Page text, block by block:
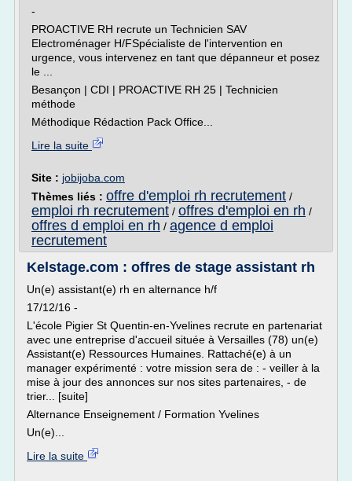
-
PROACTIVE RH recrute un Technicien SAV
Electroménager H/FSpécialiste de l'intervention en
urgence, vous intervenez en tant que dépanneur et posez
le ...
Besançon | CDI | PROACTIVE RH 25 | Technicien
méthode
Méthodique Rédaction Pack Office...
Lire la suite
Site : jobijoba.com
Thèmes liés : offre d'emploi rh recrutement /
emploi rh recrutement / offres d'emploi en rh /
offres d emploi en rh / agence d emploi
recrutement
Kelstage.com : offres de stage assistant rh
Un(e) assistant(e) rh en alternance h/f
17/12/16 -
L'école Pigier St Quentin-en-Yvelines recrute en partenariat
avec une entreprise d'accueil située à Versailles (78) un(e)
Assistant(e) Ressources Humaines. Rattaché(e) à un
manager expérimenté : votre mission sera de : - veiller à la
mise à jour des annonces sur nos sites partenaires, - de
trier... [suite]
Alternance Enseignement / Formation Yvelines
Un(e)...
Lire la suite